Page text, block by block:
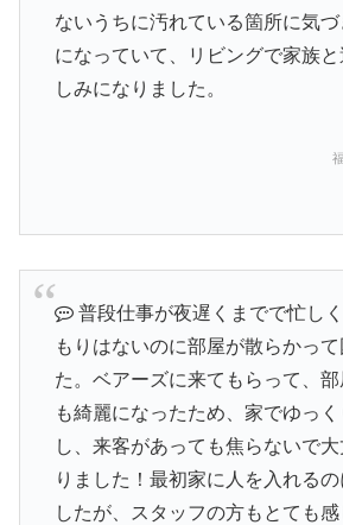
ないうちに汚れている箇所に気
になっていて、リビングで家族
しみになりました。
普段仕事が夜遅くまでで忙し
もりはないのに部屋が散らかっ
た。ベアーズに来てもらって、
も綺麗になったため、家でゆっ
し、来客があっても焦らないで
りました！最初家に人を入れる
したが、スタッフの方もとても